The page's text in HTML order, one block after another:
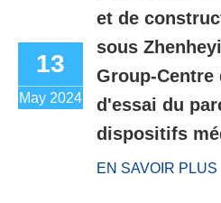
13
May 2024
et de
sous
Group-
d'essai du
dispositifs
EN SAVOIR PLUS